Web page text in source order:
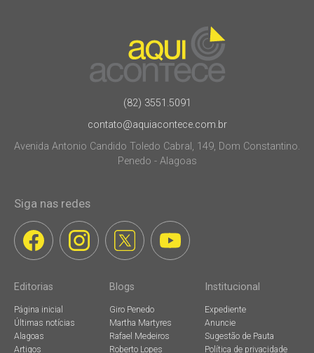
(82) 3551.5091
contato@aquiacontece.com.br
Avenida Antonio Candido Toledo Cabral, 149, Dom Constantino.
Penedo - Alagoas
Siga nas redes
Editorias
Página inicial
Últimas notícias
Alagoas
Artigos
Blogs
Giro Penedo
Martha Martyres
Rafael Medeiros
Roberto Lopes
Institucional
Expediente
Anuncie
Sugestão de Pauta
Política de privacidade